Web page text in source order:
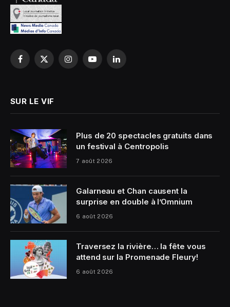
Facebook
X
InstagramYouTubeLinkedIn
SUR LE VIF
Plus de 20 spectacles gratuits dans
un festival à Centropolis
7 août 2026
Galarneau et Chan causent la
surprise en double à l’Omnium
6 août 2026
Traversez la rivière… la fête vous
attend sur la Promenade Fleury!
6 août 2026